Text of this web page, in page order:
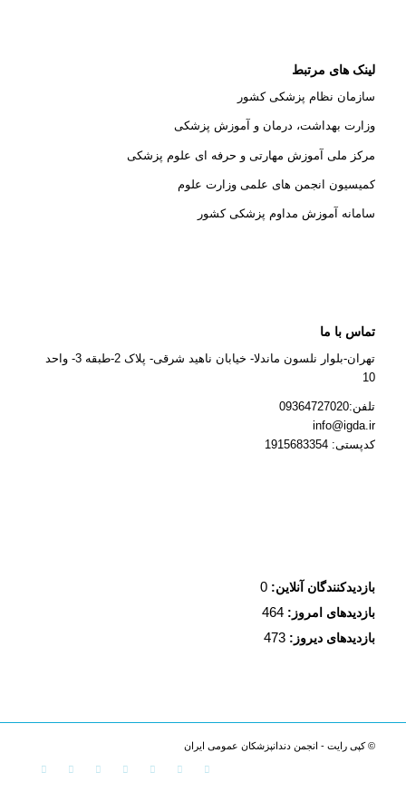
لینک های مرتبط
سازمان نظام پزشکی کشور
وزارت بهداشت، درمان و آموزش پزشکی
مرکز ملی آموزش مهارتی و حرفه ای علوم پزشکی
کمیسیون انجمن های علمی وزارت علوم
سامانه آموزش مداوم پزشکی کشور
تماس با ما
تهران-بلوار نلسون ماندلا- خیابان ناهید شرقی- پلاک 2-طبقه 3- واحد
10
تلفن:09364727020
info@igda.ir
کدپستی: 1915683354
بازدیدکنندگان آنلاین: 0
بازدیدهای امروز: 464
بازدیدهای دیروز: 473
© کپی رایت - انجمن دندانپزشکان عمومی ایران